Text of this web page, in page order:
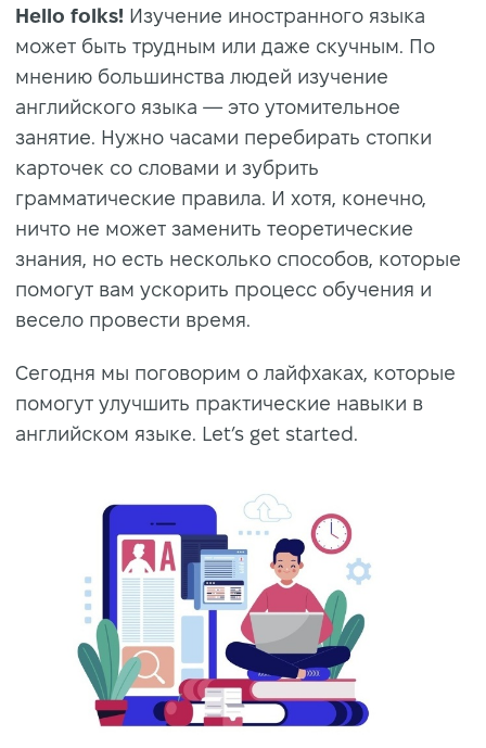
Hello folks! Изучение иностранного языка
может быть трудным или даже скучным. По
мнению большинства людей изучение
английского языка — это утомительное
занятие. Нужно часами перебирать стопки
карточек со словами и зубрить
грамматические правила. И хотя, конечно,
ничто не может заменить теоретические
знания, но есть несколько способов, которые
помогут вам ускорить процесс обучения и
весело провести время.
Сегодня мы поговорим о лайфхаках, которые
помогут улучшить практические навыки в
английском языке. Let’s get started.